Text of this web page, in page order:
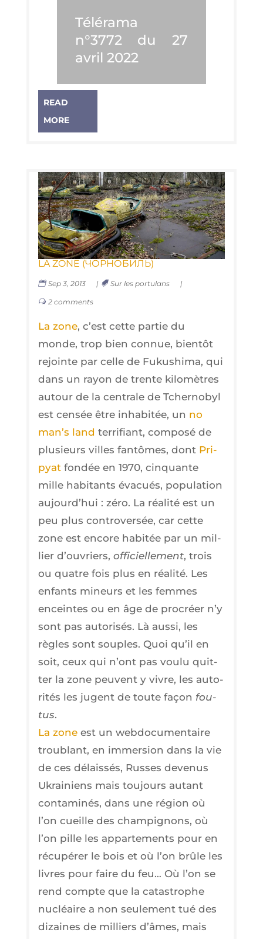
Télé­ra­ma
n°3772 du 27
avril 2022
READ
MORE
LA ZONE (ЧОРНОБИЛЬ)
Sep 3, 2013 | Sur les portulans |
2 comments
La zone, c’est cette par­tie du
monde, trop bien connue, bien­tôt
rejointe par celle de Fuku­shi­ma, qui
dans un rayon de trente kilo­mètres
autour de la cen­trale de Tcher­no­byl
est cen­sée être inha­bi­tée, un no
man’s land ter­ri­fiant, com­po­sé de
plu­sieurs villes fan­tômes, dont Pri­
pyatfon­dée en 1970, cin­quante
mille habi­tants éva­cués, popu­la­tion
aujourd’hui : zéro. La réa­li­té est un
peu plus contro­ver­sée, car cette
zone est encore habi­tée par un mil­
lier d’ouvriers, offi­ciel­le­ment, trois
ou quatre fois plus en réa­li­té. Les
enfants mineurs et les femmes
enceintes ou en âge de pro­créer n’y
sont pas auto­ri­sés. Là aus­si, les
règles sont souples. Quoi qu’il en
soit, ceux qui n’ont pas vou­lu quit­
ter la zone peuvent y vivre, les auto­
ri­tés les jugent de toute façon fou­
tus.
La zoneest un web­do­cu­men­taire
trou­blant, en immer­sion dans la vie
de ces délais­sés, Russes deve­nus
Ukrai­niens mais tou­jours autant
conta­mi­nés, dans une région où
l’on cueille des cham­pi­gnons, où
l’on pille les appar­te­ments pour en
récu­pé­rer le bois et où l’on brûle les
livres pour faire du feu… Où l’on se
rend compte que la catas­trophe
nucléaire a non seule­ment tué des
dizaines de mil­liers d’âmes, mais